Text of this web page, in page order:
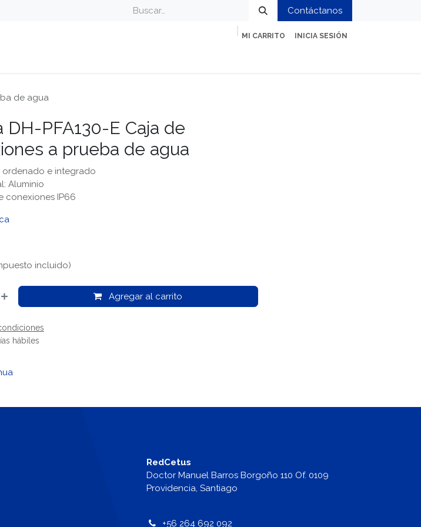
Contáctanos
MI CARRITO INICIA SESIÓN
de agua
DH-PFA130-E Caja de
a prueba de agua
ordenado e integrado
Aluminio
conexiones IP66
incluido)
Agregar al carrito
hábiles
RedCetus
Doctor Manuel Barros Borgoño 110 Of. 0109
Providencia, Santiago
+56 264 692 092